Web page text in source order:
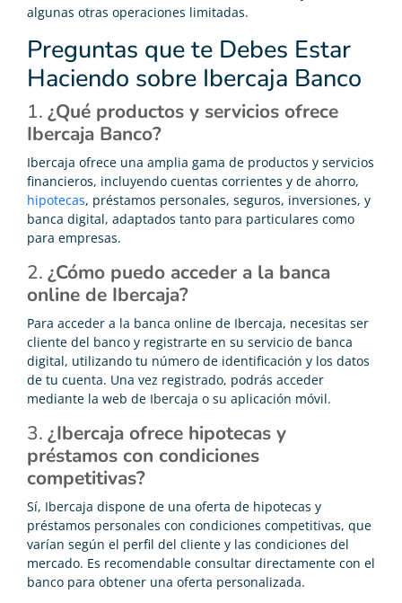
algunas otras operaciones limitadas.
Preguntas que te Debes Estar
Haciendo sobre Ibercaja Banco
1. ¿Qué productos y servicios ofrece
Ibercaja Banco?
Ibercaja ofrece una amplia gama de productos y servicios
financieros, incluyendo cuentas corrientes y de ahorro,
hipotecas, préstamos personales, seguros, inversiones, y
banca digital, adaptados tanto para particulares como
para empresas.
2. ¿Cómo puedo acceder a la banca
online de Ibercaja?
Para acceder a la banca online de Ibercaja, necesitas ser
cliente del banco y registrarte en su servicio de banca
digital, utilizando tu número de identificación y los datos
de tu cuenta. Una vez registrado, podrás acceder
mediante la web de Ibercaja o su aplicación móvil.
3. ¿Ibercaja ofrece hipotecas y
préstamos con condiciones
competitivas?
Sí, Ibercaja dispone de una oferta de hipotecas y
préstamos personales con condiciones competitivas, que
varían según el perfil del cliente y las condiciones del
mercado. Es recomendable consultar directamente con el
banco para obtener una oferta personalizada.